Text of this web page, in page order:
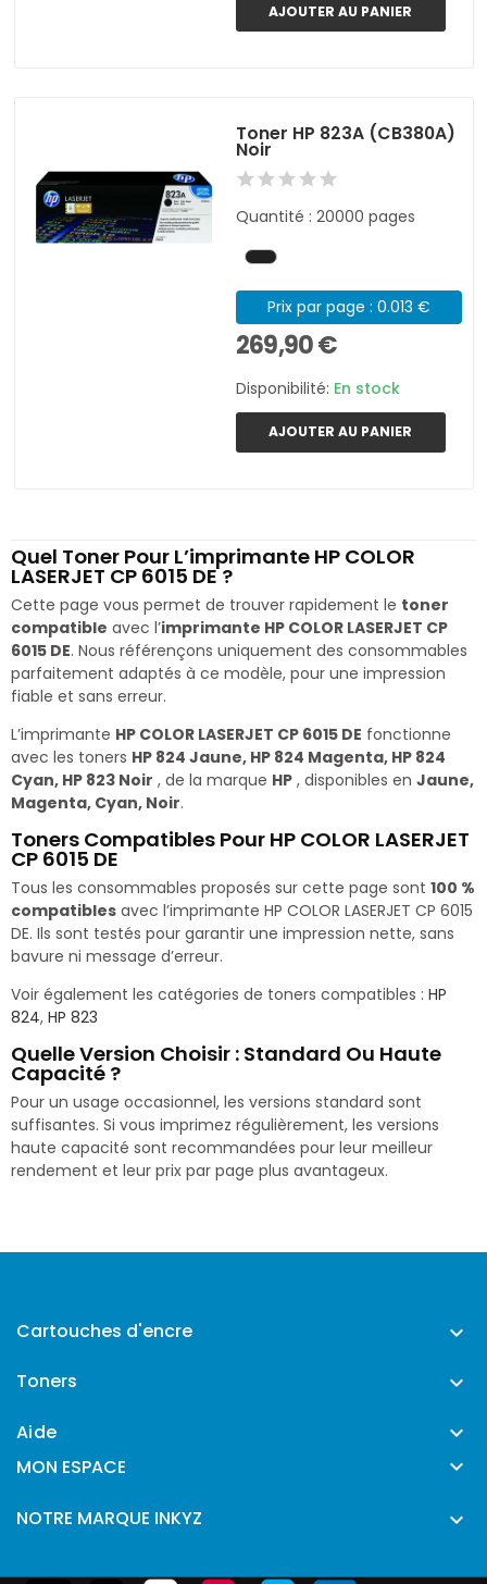
AJOUTER AU PANIER
Toner HP 823A (CB380A)
Noir
Quantité : 20000 pages
Prix par page : 0.013 €
269,90 €
Disponibilité: En stock
AJOUTER AU PANIER
Quel Toner Pour L’imprimante HP COLOR
LASERJET CP 6015 DE ?
Cette page vous permet de trouver rapidement le toner
compatible avec l’imprimante HP COLOR LASERJET CP
6015 DE. Nous référençons uniquement des consommables
parfaitement adaptés à ce modèle, pour une impression
fiable et sans erreur.
L’imprimante HP COLOR LASERJET CP 6015 DE fonctionne
avec les toners HP 824 Jaune, HP 824 Magenta, HP 824
Cyan, HP 823 Noir , de la marque HP , disponibles en Jaune,
Magenta, Cyan, Noir.
Toners Compatibles Pour HP COLOR LASERJET
CP 6015 DE
Tous les consommables proposés sur cette page sont 100 %
compatibles avec l’imprimante HP COLOR LASERJET CP 6015
DE. Ils sont testés pour garantir une impression nette, sans
bavure ni message d’erreur.
Voir également les catégories de toners compatibles : HP
824, HP 823
Quelle Version Choisir : Standard Ou Haute
Capacité ?
Pour un usage occasionnel, les versions standard sont
suffisantes. Si vous imprimez régulièrement, les versions
haute capacité sont recommandées pour leur meilleur
rendement et leur prix par page plus avantageux.
Cartouches d'encre 
Toners 
Aide 
MON ESPACE 
NOTRE MARQUE INKYZ 